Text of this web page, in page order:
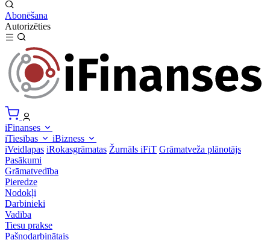
Abonēšana
Autorizēties
iFinanses
iTiesības
iBizness
iVeidlapas iRokasgrāmatas Žurnāls iFiT Grāmatveža plānotājs
Pasākumi
Grāmatvedība
Pieredze
Nodokļi
Darbinieki
Vadība
Tiesu prakse
Pašnodarbinātais